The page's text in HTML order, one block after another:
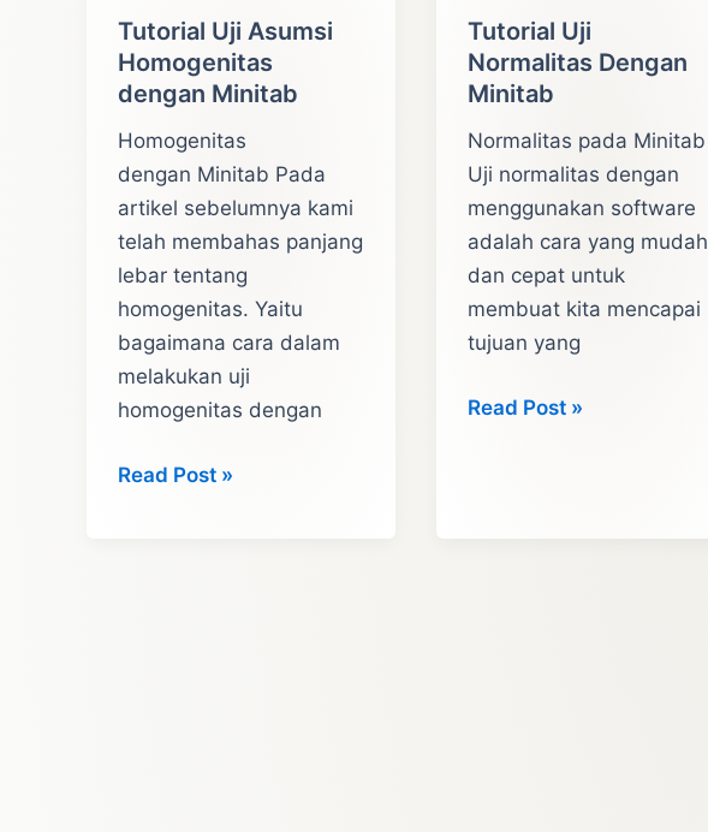
Tutorial Uji Asumsi
Homogenitas
dengan Minitab
Homogenitas
dengan Minitab Pada
artikel sebelumnya kami
telah membahas panjang
lebar tentang
homogenitas. Yaitu
bagaimana cara dalam
melakukan uji
homogenitas dengan
Tutorial
Read Post »
Tutorial Uji
Normalitas Dengan
Minitab
Normalitas pada Minitab
Uji normalitas dengan
menggunakan software
adalah cara yang mudah
dan cepat untuk
membuat kita mencapai
tujuan yang
Tutorial
Read Post »